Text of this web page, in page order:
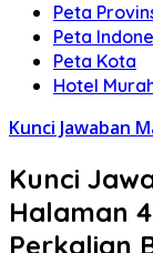
Peta
Peta
Peta Kota
Hotel
Kunci Jawaban
Kunci
Halaman
Perkalian